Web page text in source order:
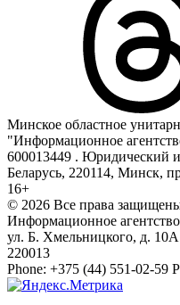
Минское областное
"Информационное
600013449 . Юридический
Беларусь, 220114, Минск,
16+
© 2026 Все права
Информационное
ул. Б. Хмельницкого, д. 10А
220013
Phone: +375 (44) 551-02-59